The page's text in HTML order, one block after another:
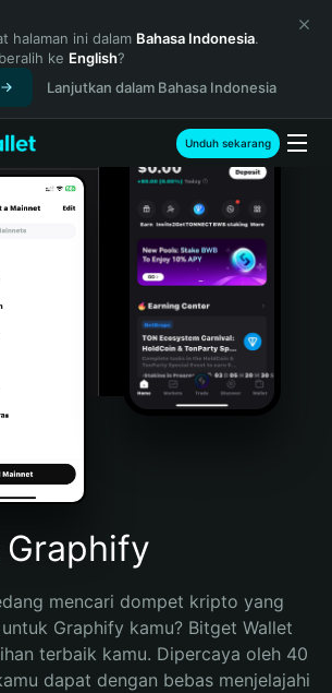
halaman ini dalam Bahasa Indonesia.
ke English?
Lanjutkan dalam Bahasa Indonesia
Unduh sekarang
mencari dompet kripto yang
Graphify kamu? Bitget Wallet
terbaik kamu. Dipercaya oleh 40
dapat dengan bebas menjelajahi